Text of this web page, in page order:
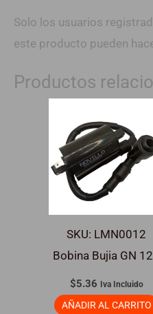
Solo los usuarios
este producto pueden
Productos
SKU: LMN0012
Bobina Bujia GN
$5.36 Iva Incluido
AÑADIR AL CARRITO